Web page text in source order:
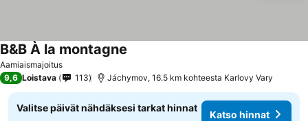
Aamiaismajoitus
B&B À la montagne
9,6 Loistava 113 Jáchymov, 16.5 km kohteesta Karlovy Vary
Valitse päivät nähdäksesi tarkat hinnat
Katso hinnat